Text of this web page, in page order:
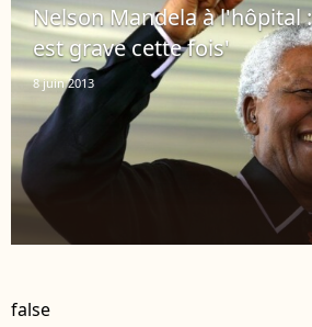
Nelson Mandela à l'hôpital
est grave cette fois'
8 juin 2013
false